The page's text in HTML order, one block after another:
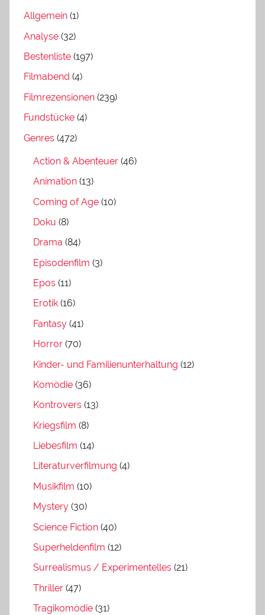
Allgemein (1)
Analyse (32)
Bestenliste (197)
Filmabend (4)
Filmrezensionen (239)
Fundstücke (4)
Genres (472)
Action & Abenteuer (46)
Animation (13)
Coming of Age (10)
Doku (8)
Drama (84)
Episodenfilm (3)
Epos (11)
Erotik (16)
Fantasy (41)
Horror (70)
Kinder- und Familienunterhaltung (12)
Komödie (36)
Kontrovers (13)
Kriegsfilm (8)
Liebesfilm (14)
Literaturverfilmung (4)
Musikfilm (10)
Mystery (30)
Science Fiction (40)
Superheldenfilm (12)
Surrealismus / Experimentelles (21)
Thriller (47)
Tragikomödie (31)